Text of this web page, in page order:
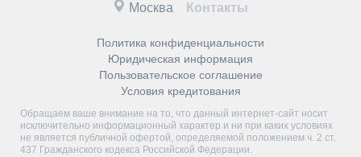
Обращаем ваше внимание на то, что данный интернет-сайт носит
исключительно информационный характер и ни при каких условиях
не является публичной офертой, определяемой положением ч. 2 ст.
437 Гражданского кодекса Российской Федерации.
Политика конфиденциальности
Юридическая информация
Пользовательское соглашение
Условия кредитования
Москва Контакты